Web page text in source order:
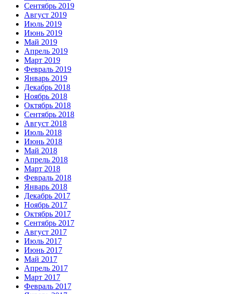
Сентябрь 2019
Август 2019
Июль 2019
Июнь 2019
Май 2019
Апрель 2019
Март 2019
Февраль 2019
Январь 2019
Декабрь 2018
Ноябрь 2018
Октябрь 2018
Сентябрь 2018
Август 2018
Июль 2018
Июнь 2018
Май 2018
Апрель 2018
Март 2018
Февраль 2018
Январь 2018
Декабрь 2017
Ноябрь 2017
Октябрь 2017
Сентябрь 2017
Август 2017
Июль 2017
Июнь 2017
Май 2017
Апрель 2017
Март 2017
Февраль 2017